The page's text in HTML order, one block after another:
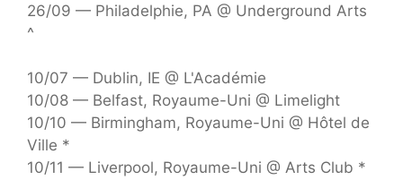
26/09 — Philadelphie, PA @ Underground Arts
^
10/07 — Dublin, IE @ L'Académie
10/08 — Belfast, Royaume-Uni @ Limelight
10/10 — Birmingham, Royaume-Uni @ Hôtel de
Ville *
10/11 — Liverpool, Royaume-Uni @ Arts Club *